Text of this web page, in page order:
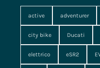
active adventurer
city bike Ducati
elettrico eSR2